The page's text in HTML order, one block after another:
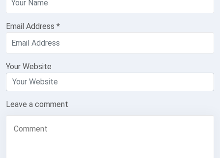
Email Address *
Your Website
Leave a comment